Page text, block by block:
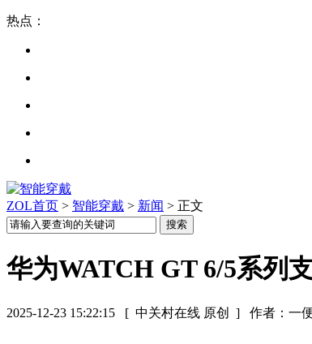
热点：
ZOL首页 > 智能穿戴 > 新闻 > 正文
华为WATCH GT 6/5系列
2025-12-23 15:22:15 [ 中关村在线 原创 ] 作者：一